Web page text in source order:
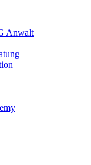
Anwalt